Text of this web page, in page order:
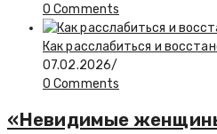
0 Comments
Как расслабиться и
07.02.2026/
0 Comments
«Невидимые